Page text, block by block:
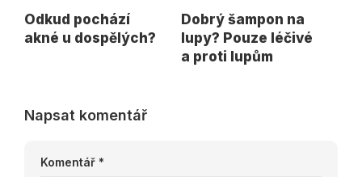
Odkud pochází
akné u dospělých?
Dobrý šampon na
lupy? Pouze léčivé
a proti lupům
Napsat komentář
Komentář *